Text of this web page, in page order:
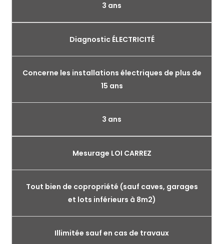
3 ans
Diagnostic ÉLECTRICITÉ
Concerne les installations électriques de plus de
15 ans
3 ans
Mesurage LOI CARREZ
Tout bien de copropriété (sauf caves, garages
et lots inférieurs à 8m2)
Illimitée sauf en cas de travaux